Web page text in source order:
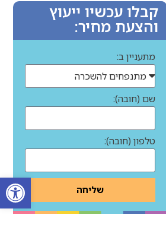
קבלו עכשיו ייעוץ
והצעת מחיר:
מתעניין ב:
שם (חובה):
טלפון (חובה):
שליחה